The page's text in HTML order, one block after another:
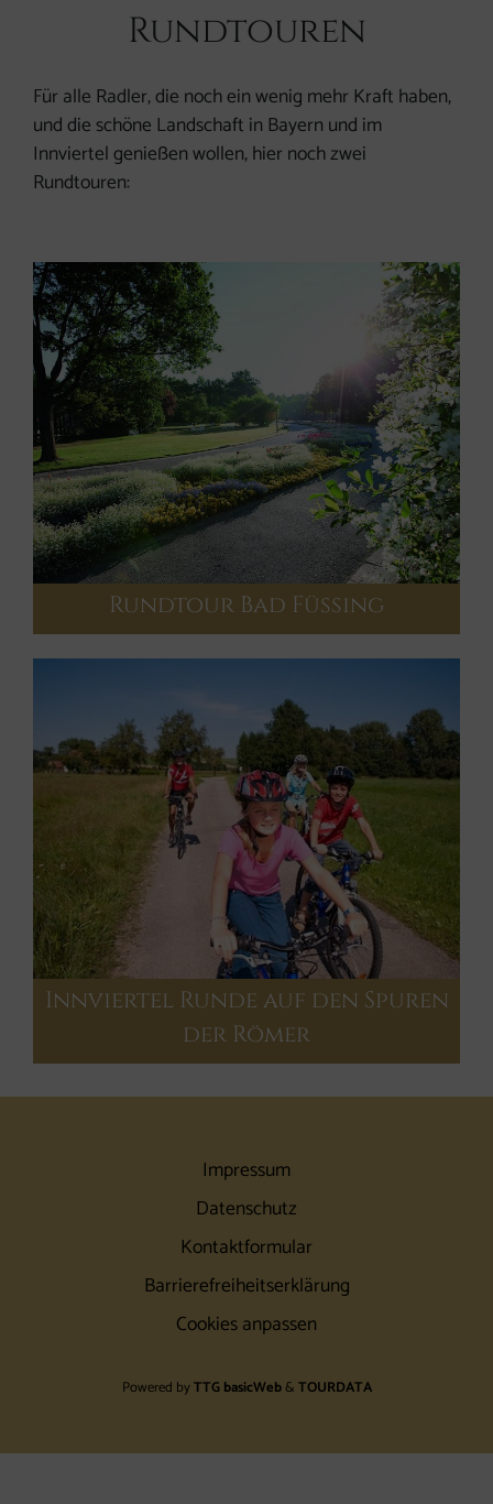
Rundtouren
Für alle Radler, die noch ein wenig mehr Kraft haben,
und die schöne Landschaft in Bayern und im
Innviertel genießen wollen, hier noch zwei
Rundtouren:
Rundtour Bad Füssing
Innviertel Runde auf den Spuren
der Römer
Impressum
Datenschutz
Kontaktformular
Barrierefreiheitserklärung
Cookies anpassen
Powered byTTG basicWeb&TOURDATA